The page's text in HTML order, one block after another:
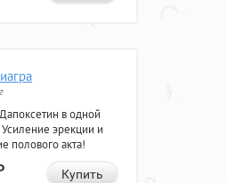
в одной
Усиление эрекции и
полового акта!
Купить